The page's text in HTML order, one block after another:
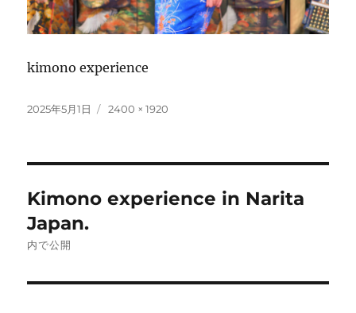
kimono experience
投
2025年5月1日
フ
2400 × 1920
稿
ナ
ビ
Kimono experience in Narita
Japan.
内で公開